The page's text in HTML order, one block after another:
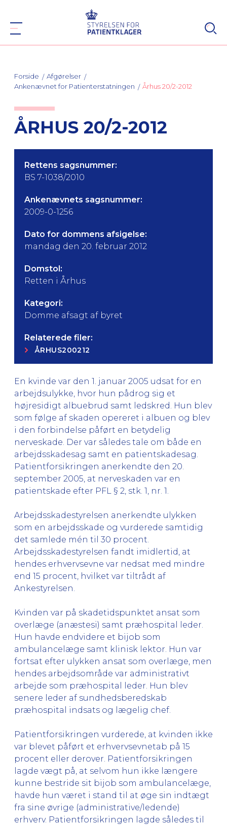
Forside
Afgørelser
Ankenævnet for Patienterstatningen
Århus 20/2-2012
ÅRHUS 20/2-2012
Rettens sagsnummer:
BS 7-1038/2010
Ankenævnets sagsnummer:
2009-0-1256
Dato for dommens afsigelse:
mandag den 20. februar 2012
Domstol:
Retten i Århus
Kategori:
Domme afsagt af byret
Relaterede filer:
ÅRHUS200212
En kvinde var den 1. januar 2005 udsat for en
arbejdsulykke, hvor hun pådrog sig et
højresidigt albuebrud samt ledskred. Hun blev
som følge af skaden opereret i albuen og blev
i den forbindelse påført en betydelig
nerveskade. Der var således tale om både en
arbejdsskadesag samt en patientskadesag.
Patientforsikringen anerkendte den 20.
september 2005, at nerveskaden var en
patientskade efter PFL § 2, stk. 1, nr. 1.
Arbejdsskadestyrelsen anerkendte ulykken
som en arbejdsskade og vurderede samtidig
det samlede mén til 30 procent.
Arbejdsskadestyrelsen fandt imidlertid, at
hendes erhvervsevne var nedsat med mindre
end 15 procent, hvilket var tiltrådt af
Ankestyrelsen.
Kvinden var på skadetidspunktet ansat som
overlæge (anæstesi) samt præhospital leder.
Hun havde endvidere et bijob som
ambulancelæge samt klinisk lektor. Hun var
fortsat efter ulykken ansat som overlæge, men
hendes arbejdsområde var administrativt
arbejde som præhospital leder. Hun blev
senere leder af sundhedsberedskab
præhospital indsats og lægelig chef.
Patientforsikringen vurderede, at kvinden ikke
var blevet påført et erhvervsevnetab på 15
procent eller derover. Patientforsikringen
lagde vægt på, at selvom hun ikke længere
kunne bestride sit bijob som ambulancelæge,
havde hun været i stand til at øge sin indtægt
fra sine øvrige (administrative/ledende)
erhverv. Patientforsikringen lagde således til